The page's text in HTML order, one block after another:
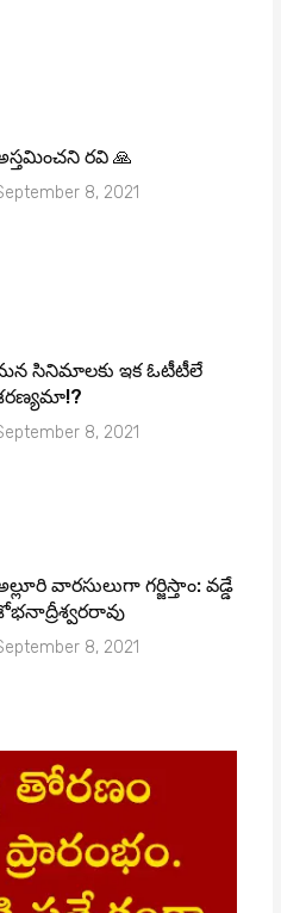
రవి 🙏
8, 2021
సినిమాల‌కు ఇక ఓటీటీలే
8, 2021
వారసులుగా గర్జిస్తాం: వడ్డే
8, 2021